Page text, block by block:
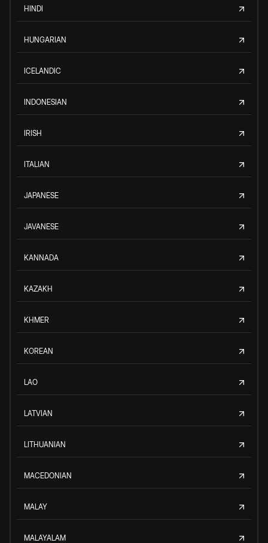
HINDI
HUNGARIAN
ICELANDIC
INDONESIAN
IRISH
ITALIAN
JAPANESE
JAVANESE
KANNADA
KAZAKH
KHMER
KOREAN
LAO
LATVIAN
LITHUANIAN
MACEDONIAN
MALAY
MALAYALAM